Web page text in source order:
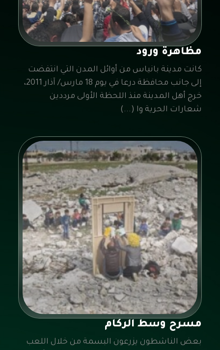
مظاهرة ورود
كانت مدينة بانياس من أوائل المدن التي انتفضت
إلى جانب محافظة درعا في يوم 18 مارس/ آذار 2011،
خرج أهل المدينة منذ اللحظة الأولى مرددين
شعارات الحرية وا (...)
مسرح وسط الركام
بعض الناشطون يزرعون البسمة من خلال اللعب